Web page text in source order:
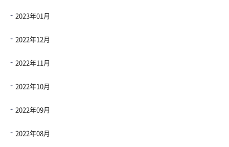
2023年01月
2022年12月
2022年11月
2022年10月
2022年09月
2022年08月